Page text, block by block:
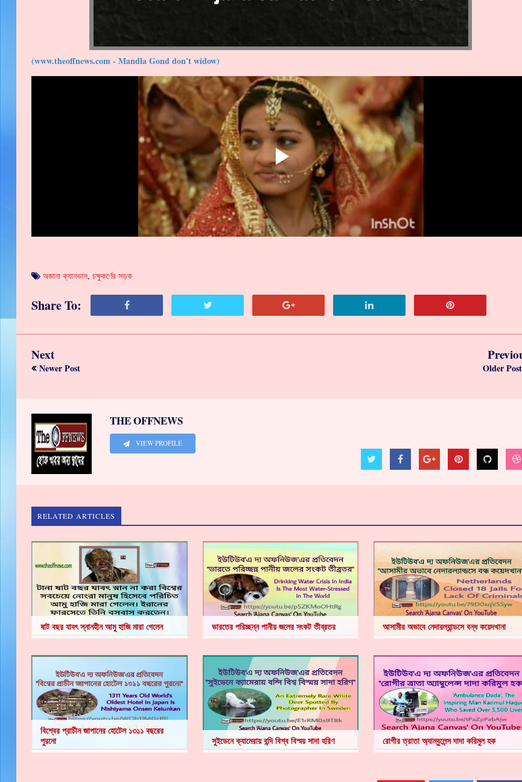
(www.theoffnews.com - Mandla Gond don't widow)
অজানা ক্যানভাস, চক্ষুকর্ণের সড়ক
Share To:
Next
Newer Post Older Post
THE OFFNEWS
VIEW PROFILE
RELATED ARTICLES
ষাট বছর যাবৎ স্নানহীন আমু হাজি মারা গেলেন ভারতের পরিচ্ছন্ন পানীয় জলের সংকট তীব্রতর আসামীর অভাবে নেদারল্যান্ডসে বন্ধ কয়েদখানা
বিশ্বের প্রাচীন জাপানের হোটেল ১৩১১ বছরের
পুরনো
সুইডেনে ক্যামেরায় বন্দি বিশ্ব বিস্ময় সাদা হরিণ রোগীর ত্রাতা অ্যাম্বুলেন্স দাদা করিমুল হক